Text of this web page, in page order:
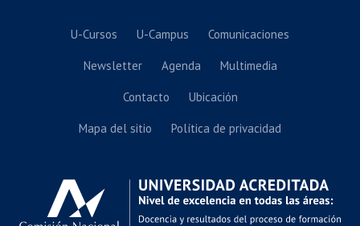
U-Cursos U-Campus Comunicaciones
Newsletter Agenda Multimedia
Contacto Ubicación
Mapa del sitio Política de privacidad